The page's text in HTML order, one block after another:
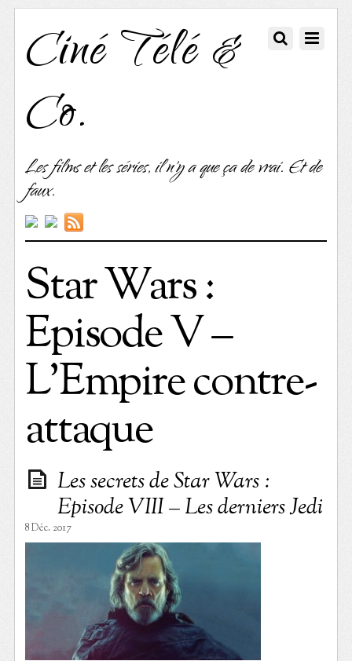
Ciné Télé &
Co.
Les films et les séries, il n'y a que ça de vrai. Et de
faux.
Star Wars :
Episode V –
L’Empire contre-
attaque
Les secrets de Star Wars :
Episode VIII – Les derniers Jedi
8 Déc. 2017